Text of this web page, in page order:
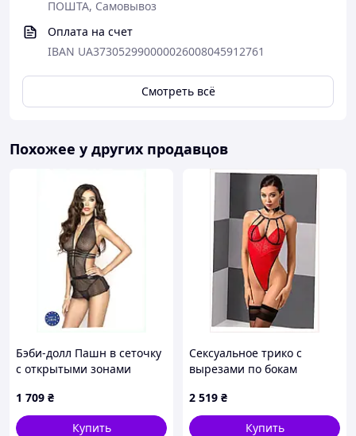
ПОШТА, Самовывоз
Оплата на счет
IBAN UA373052990000026008045912761
Смотреть всё
Похожее у других продавцов
Бэби-долл Пашн в сеточку
с открытыми зонами
1 709 ₴
Купить
Сексуальное трико с
вырезами по бокам
2 519 ₴
Купить